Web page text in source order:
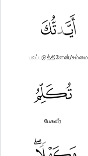
பலப்படுத்தினேன்/உம்மை
பேசுவீர்